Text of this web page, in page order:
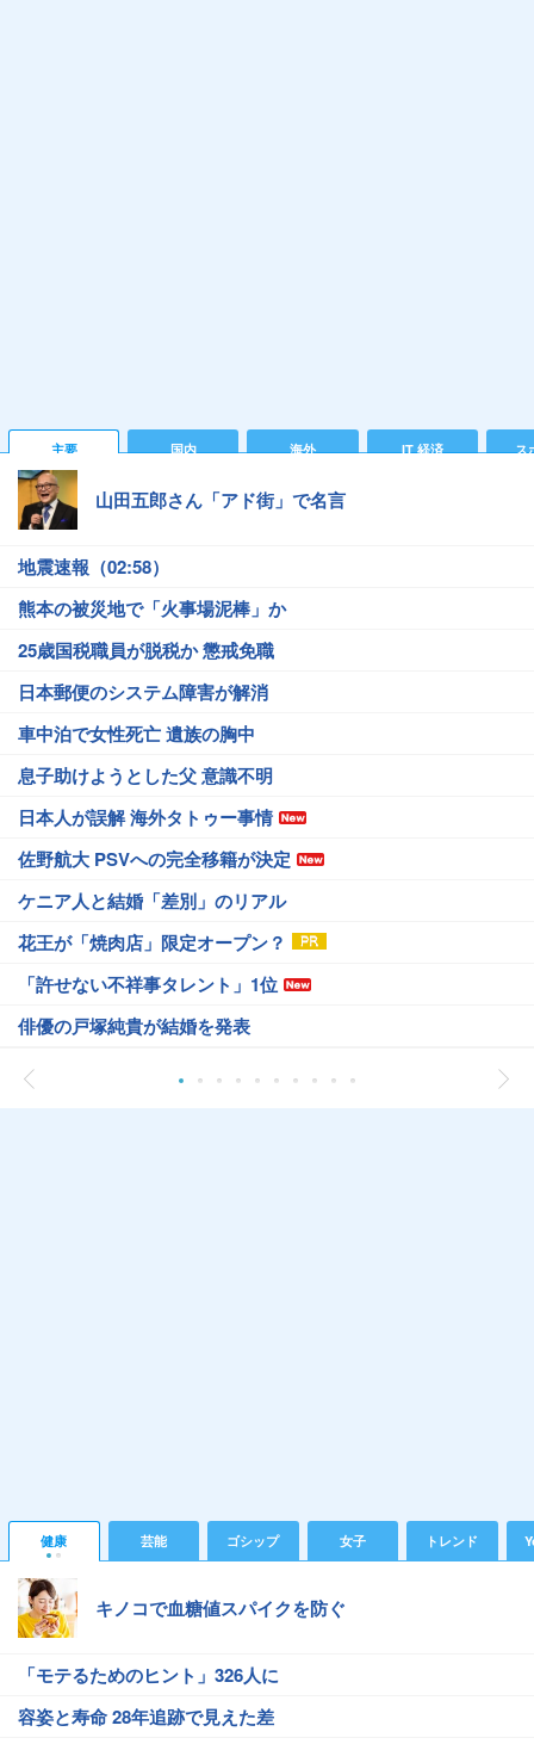
主要 国内 海外 IT 経済 ス
山田五郎さん「アド街」で名言
地震速報（02:58）
熊本の被災地で「火事場泥棒」か
25歳国税職員が脱税か 懲戒免職
日本郵便のシステム障害が解消
車中泊で女性死亡 遺族の胸中
息子助けようとした父 意識不明
日本人が誤解 海外タトゥー事情
佐野航大 PSVへの完全移籍が決定
ケニア人と結婚「差別」のリアル
花王が「焼肉店」限定オープン？
「許せない不祥事タレント」1位
俳優の戸塚純貴が結婚を発表
健康 芸能 ゴシップ 女子 トレンド
キノコで血糖値スパイクを防ぐ
「モテるためのヒント」326人に
容姿と寿命 28年追跡で見えた差